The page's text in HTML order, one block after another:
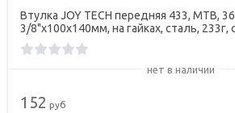
Втулка JOY TECH передняя 433, МТВ,
3/8"х100х140мм, на гайках, сталь, 233г,
нет в наличии
152 руб